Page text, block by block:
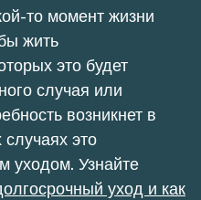
то момент жизни
жить
это будет
случая или
возникнет в
это
уходом. Узнайте
уход и как